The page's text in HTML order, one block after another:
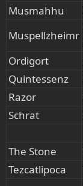
Musmahhu
Muspellzheimr
Ordigort
Quintessenz
Razor
Schrat
The Stone
Tezcatlipoca